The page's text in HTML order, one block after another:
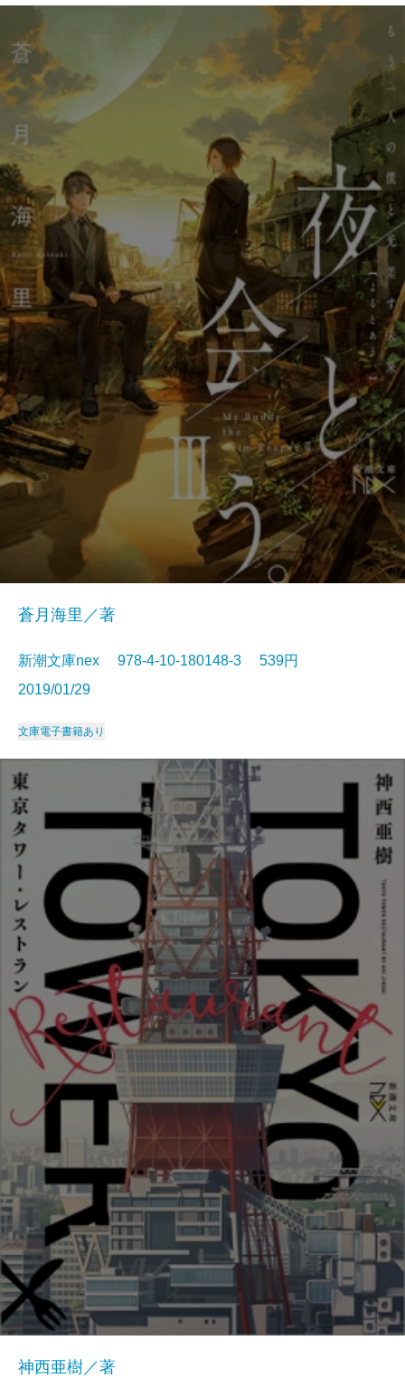
蒼月海里／著
新潮文庫nex 978-4-10-180148-3 539円
2019/01/29
文庫電子書籍あり
神西亜樹／著